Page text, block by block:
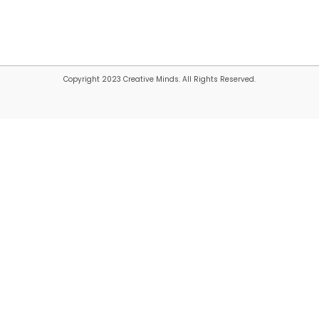
Copyright 2023 Creative Minds. All Rights Reserved.